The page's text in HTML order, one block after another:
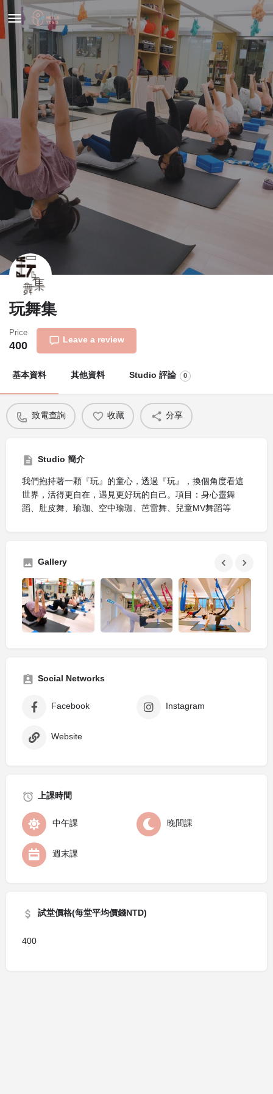
玩舞集
Price
400 Leave a review
基本資料 其他資料 Studio 評論 0
致電查詢 收藏 分享
Studio 簡介
我們抱持著一顆『玩』的童心，透過『玩』，換個角度看這
世界，活得更自在，遇見更好玩的自己。項目：身心靈舞
蹈、肚皮舞、瑜珈、空中瑜珈、芭雷舞、兒童MV舞蹈等
Gallery
Social Networks
Facebook Instagram
Website
上課時間
中午課 晚間課
週末課
試堂價格(每堂平均價錢NTD)
400